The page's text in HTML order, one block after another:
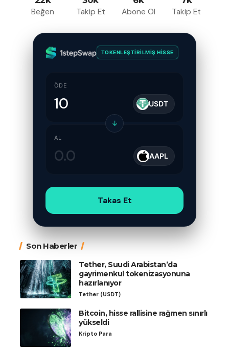
Beğen Takip Et Abone Ol Takip Et
TOKENLEŞTIRILMIŞ HISSE
ÖDE
USDT
↓
AL
AAPL
Takas Et
Son Haberler
Tether, Suudi Arabistan’da
gayrimenkul tokenizasyonuna
hazırlanıyor
Tether (USDT)
Bitcoin, hisse rallisine rağmen sınırlı
yükseldi
Kripto Para